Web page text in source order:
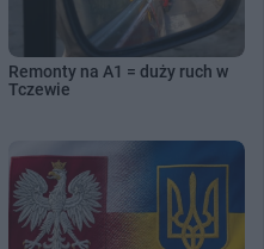
Remonty na A1 = duży ruch w
Tczewie